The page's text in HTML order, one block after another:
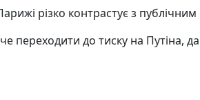
різко контрастує з
переходити до тиску на Путіна,